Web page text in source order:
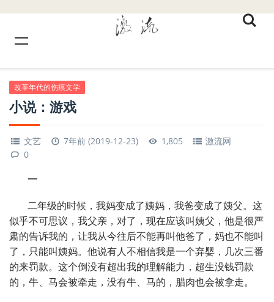
改革年代的伤痕文学
小说：游戏
文艺 7年前 (2019-12-23) 1,805
激流网
0
一
二年级的时候，我妈变成了姨妈，我爸变成了姨父。这
似乎不可思议，我父亲，对了，现在应该叫姨父，他是很严
肃的告诉我的，让我从今往后不能再叫他爸了，妈也不能叫
了，只能叫姨妈。他说有人不相信我是一个弃婴，几次三番
的来罚款。这个倒没有超出我的理解能力，超生没钱罚款
的，牛、马会被牵走，没有牛、马的，腊肉也会被拿走。